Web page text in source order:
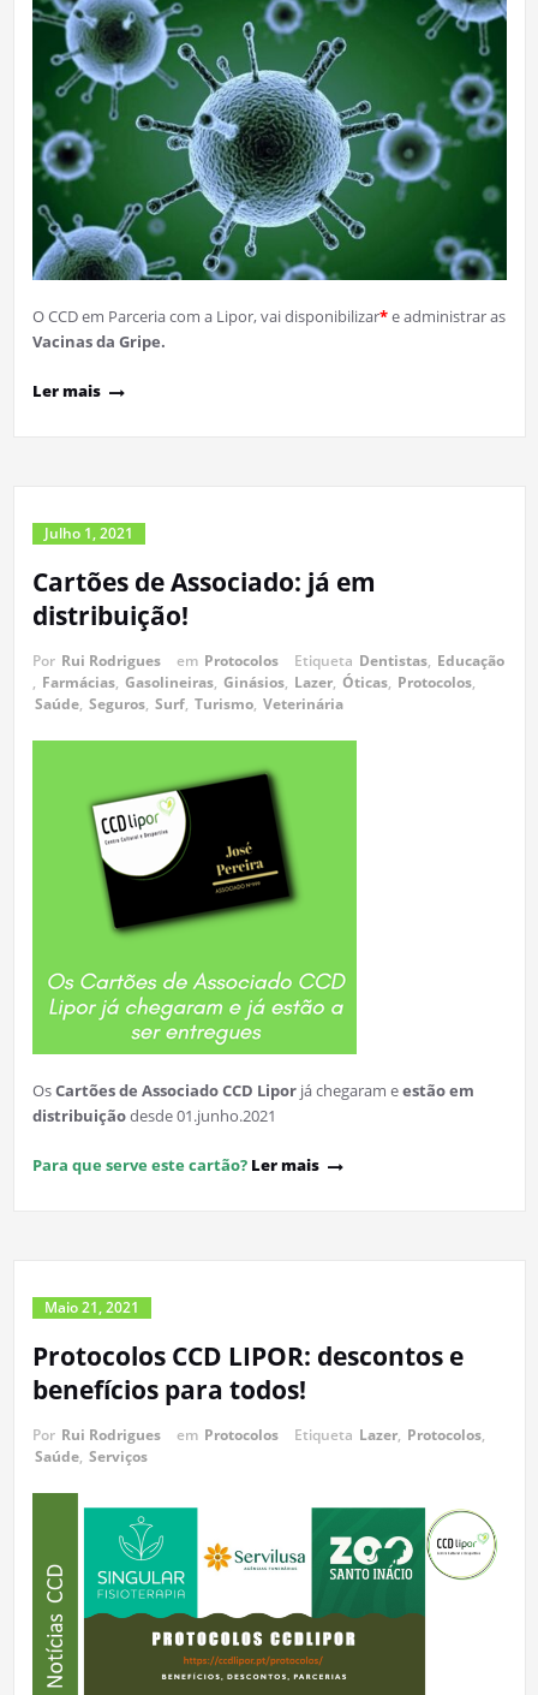
O CCD em Parceria com a Lipor, vai disponibilizar*e administrar as
Vacinas da Gripe.
Ler mais
Julho 1, 2021
Cartões de Associado: já em
distribuição!
Por Rui Rodrigues em Protocolos Etiqueta Dentistas, Educação
, Farmácias, Gasolineiras, Ginásios, Lazer, Óticas, Protocolos,
Saúde, Seguros, Surf, Turismo, Veterinária
OsCartões de Associado CCD Lipor já chegaram eestão em
distribuiçãodesde 01.junho.2021
Para que serve este cartão? Ler mais
Maio 21, 2021
Protocolos CCD LIPOR: descontos e
benefícios para todos!
Por Rui Rodrigues em Protocolos Etiqueta Lazer, Protocolos,
Saúde, Serviços